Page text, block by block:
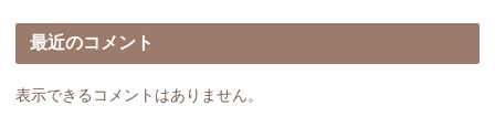
最近のコメント
表示できるコメントはありません。